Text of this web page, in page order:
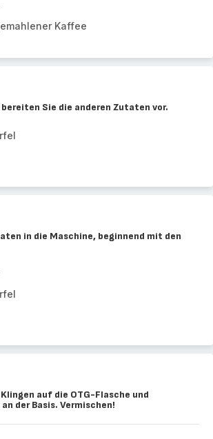
Kaffee
Sie die anderen Zutaten vor.
in die Maschine, beginnend mit den
auf die OTG-Flasche und
der Basis. Vermischen!